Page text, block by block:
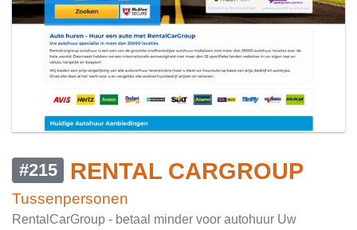
#215 RENTAL CARGROUP
Tussenpersonen
RentalCarGroup - betaal minder voor autohuur Uw